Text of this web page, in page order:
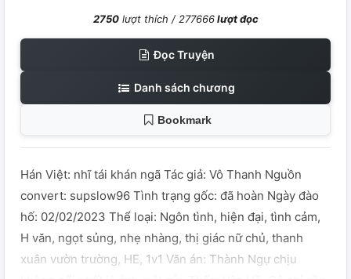
2750lượt thích /277666lượt đọc
Đọc Truyện
Danh sách chương
Bookmark
Hán Việt: nhĩ tái khán ngã Tác giả: Vô Thanh Nguồn
convert: supslow96 Tình trạng gốc: đã hoàn Ngày đào
hố: 02/02/2023 Thể loại: Ngôn tình, hiện đại, tình cảm,
H văn, ngọt sủng, nhẹ nhàng, thị giác nữ chủ, thanh
xuân vườn trường, HE, 1v1 Văn án: Thành Ngự chịu